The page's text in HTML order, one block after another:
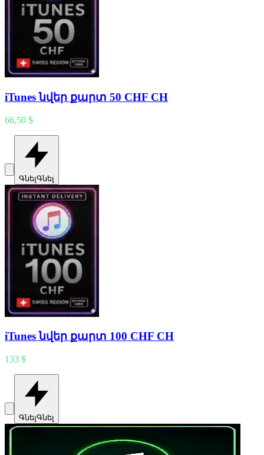
iTunes նվեր քարտ 50 CHF CH
66,50 $
ԳնելԳնել
iTunes նվեր քարտ 100 CHF CH
133 $
ԳնելԳնել